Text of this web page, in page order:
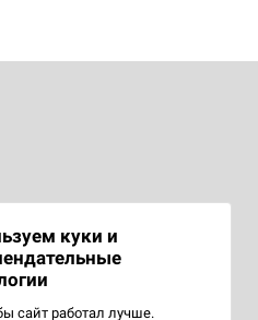
куки и
сайт работал лучше.